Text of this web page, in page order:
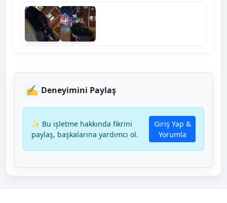
✍️ Deneyimini Paylaş
✨ Bu işletme hakkında fikrini
paylaş, başkalarına yardımcı ol.
Giriş Yap &
Yorumla